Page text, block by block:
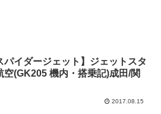
パイダージェット】ジェットスタ
空(GK205 機内・搭乗記)成田/関
2017.08.15